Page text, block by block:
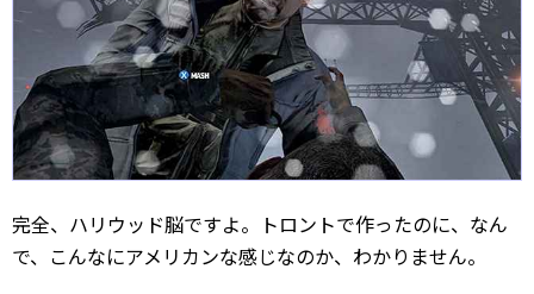
完全、ハリウッド脳ですよ。トロントで作ったのに、なん
で、こんなにアメリカンな感じなのか、わかりません。